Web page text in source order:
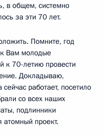
в общем, системно
за эти 70 лет.
Помните, год
Вам молодые
к 70-летию провести
Докладываю,
работает, посетило
со всех наших
подлинники
атомный проект.